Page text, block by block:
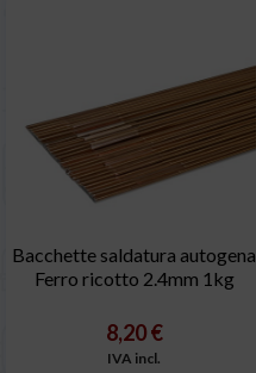
Bacchette saldatura autogena
Ferro ricotto 2.4mm 1kg
8,20 €
IVA incl.